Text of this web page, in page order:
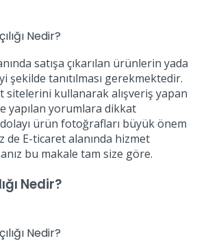
Nedir?
satışa çıkarılan ürünlerin yada
şekilde tanıtılması gerekmektedir.
sitelerini kullanarak alışveriş yapan
yapılan yorumlara dikkat
ürün fotoğrafları büyük önem
de E-ticaret alanında hizmet
bu makale tam size göre.
Nedir?
Nedir?